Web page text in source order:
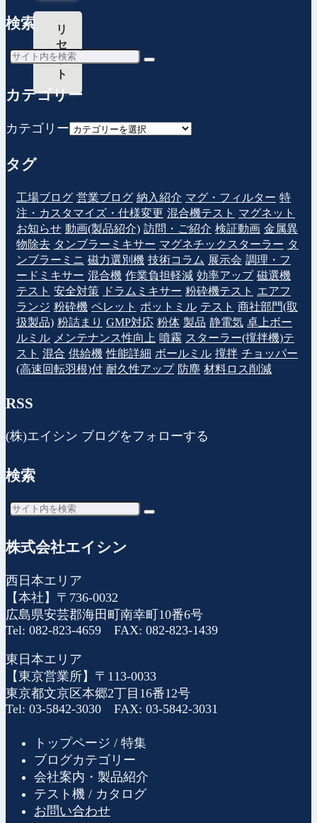
リ
セ
ッ
ト
検索
カテゴリー
カテゴリー
タグ
工場ブログ 営業ブログ 納入紹介 マグ・フィルター 特
注・カスタマイズ・仕様変更 混合機テスト マグネット
お知らせ 動画(製品紹介) 訪問・ご紹介 検証動画 金属異
物除去 タンブラーミキサー マグネチックスターラー タ
ンブラーミニ 磁力選別機 技術コラム 展示会 調理・フ
ードミキサー 混合機 作業負担軽減 効率アップ 磁選機
テスト 安全対策 ドラムミキサー 粉砕機テスト エアフ
ランジ 粉砕機 ペレット ポットミル テスト 商社部門(取
扱製品) 粉詰まり GMP対応 粉体 製品 静電気 卓上ボー
ルミル メンテナンス性向上 噴霧 スターラー(撹拌機)テ
スト 混合 供給機 性能詳細 ボールミル 撹拌 チョッパー
(高速回転羽根)付 耐久性アップ 防塵 材料ロス削減
RSS
(株)エイシン ブログをフォローする
検索
株式会社エイシン
西日本エリア
【本社】〒736-0032
広島県安芸郡海田町南幸町10番6号
Tel: 082-823-4659 FAX: 082-823-1439
東日本エリア
【東京営業所】〒113-0033
東京都文京区本郷2丁目16番12号
Tel: 03-5842-3030 FAX: 03-5842-3031
トップページ / 特集
ブログカテゴリー
会社案内・製品紹介
テスト機 / カタログ
お問い合わせ